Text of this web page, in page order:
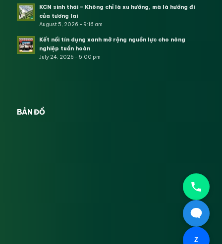
KCN sinh thái – Không chỉ là xu hướng, mà là hướng đi
của tương lai
August 5, 2026 - 9:16 am
Kết nối tín dụng xanh mở rộng nguồn lực cho nông
nghiệp tuần hoàn
July 24, 2026 - 5:00 pm
BẢN ĐỒ
Z